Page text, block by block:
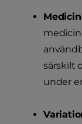
särskilt
under